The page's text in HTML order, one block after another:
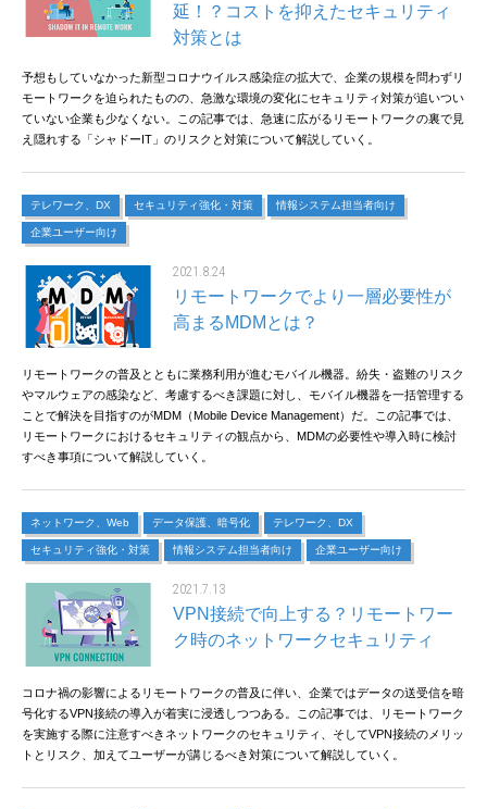
延！？コストを抑えたセキュリティ
対策とは
予想もしていなかった新型コロナウイルス感染症の拡大で、企業の規模を問わずリ
モートワークを迫られたものの、急激な環境の変化にセキュリティ対策が追いつい
ていない企業も少なくない。この記事では、急速に広がるリモートワークの裏で見
え隠れする「シャドーIT」のリスクと対策について解説していく。
テレワーク、DX セキュリティ強化・対策 情報システム担当者向け
企業ユーザー向け
2021.8.24
リモートワークでより一層必要性が
高まるMDMとは？
リモートワークの普及とともに業務利用が進むモバイル機器。紛失・盗難のリスク
やマルウェアの感染など、考慮するべき課題に対し、モバイル機器を一括管理する
ことで解決を目指すのがMDM（Mobile Device Management）だ。この記事では、
リモートワークにおけるセキュリティの観点から、MDMの必要性や導入時に検討
すべき事項について解説していく。
ネットワーク、Web データ保護、暗号化 テレワーク、DX
セキュリティ強化・対策 情報システム担当者向け 企業ユーザー向け
2021.7.13
VPN接続で向上する？リモートワー
ク時のネットワークセキュリティ
コロナ禍の影響によるリモートワークの普及に伴い、企業ではデータの送受信を暗
号化するVPN接続の導入が着実に浸透しつつある。この記事では、リモートワーク
を実施する際に注意すべきネットワークのセキュリティ、そしてVPN接続のメリッ
トとリスク、加えてユーザーが講じるべき対策について解説していく。